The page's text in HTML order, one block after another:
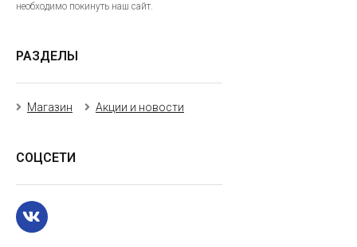
необходимо покинуть наш сайт.
РАЗДЕЛЫ
Магазин Акции и новости
СОЦСЕТИ